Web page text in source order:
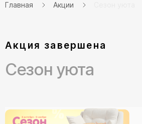
Главная Акции
Акция завершена
Сезон уюта